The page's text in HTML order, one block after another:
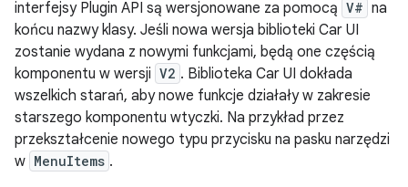
interfejsy Plugin API są wersjonowane za pomocą V# na
końcu nazwy klasy. Jeśli nowa wersja biblioteki Car UI
zostanie wydana z nowymi funkcjami, będą one częścią
komponentu w wersji V2 . Biblioteka Car UI dokłada
wszelkich starań, aby nowe funkcje działały w zakresie
starszego komponentu wtyczki. Na przykład przez
przekształcenie nowego typu przycisku na pasku narzędzi
w MenuItems .